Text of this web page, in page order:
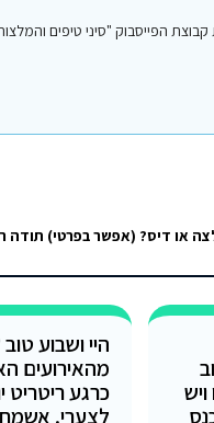
היי ושבוע
מהאירועים
כרגע ריטריט
לצערי.